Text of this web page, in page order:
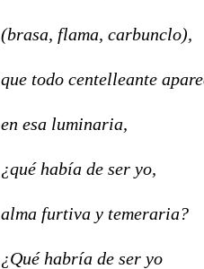
(brasa, flama, carbunclo),
que todo centelleante
en esa luminaria,
¿qué había de ser yo,
alma furtiva y temeraria?
¿Qué habría de ser yo